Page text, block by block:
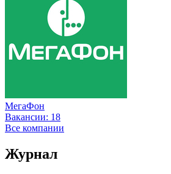
МегаФон
Вакансии: 18
Все компании
Журнал